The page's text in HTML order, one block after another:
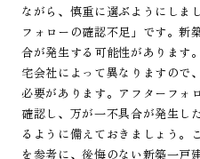
ながら、慎重に選ぶようにしま
フォローの確認不足」です。新
合が発生する可能性があります
宅会社によって異なりますので
必要があります。アフターフォ
確認し、万が一不具合が発生し
るように備えておきましょう。
を参考に、後悔のない新築一戸